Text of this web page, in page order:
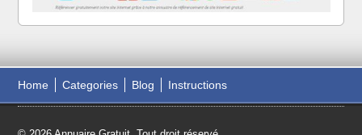
Home Categories Blog Instructions